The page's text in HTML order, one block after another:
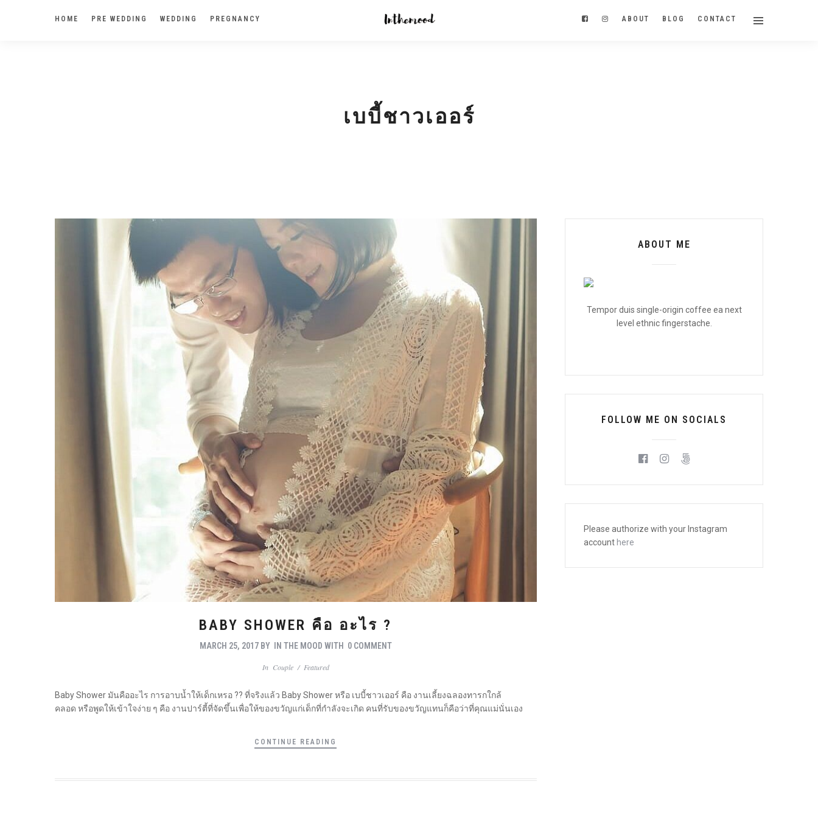
HOME PRE WEDDING WEDDING PREGNANCY ABOUT BLOG CONTACT
เบบี้ชาวเออร์
BABY SHOWER คือ อะไร ?
MARCH 25, 2017 BY IN THE MOOD WITH 0 COMMENT
In Couple/ Featured
Baby Shower มันคืออะไร การอาบน้ำให้เด็กเหรอ ?? ที่จริงแล้ว Baby Shower หรือ เบบี้ชาวเออร์ คือ งานเลี้ยงฉลองทารกใกล้
คลอด หรือพูดให้เข้าใจง่าย ๆ คือ งานปาร์ตี้ที่จัดขึ้นเพื่อให้ของขวัญแก่เด็กที่กำลังจะเกิด คนที่รับของขวัญแทนก็คือว่าที่คุณแม่นั่นเอง
CONTINUE READING
ABOUT ME
Tempor duis single-origin coffee ea next
level ethnic fingerstache.
FOLLOW ME ON SOCIALS
Please authorize with your Instagram
account here